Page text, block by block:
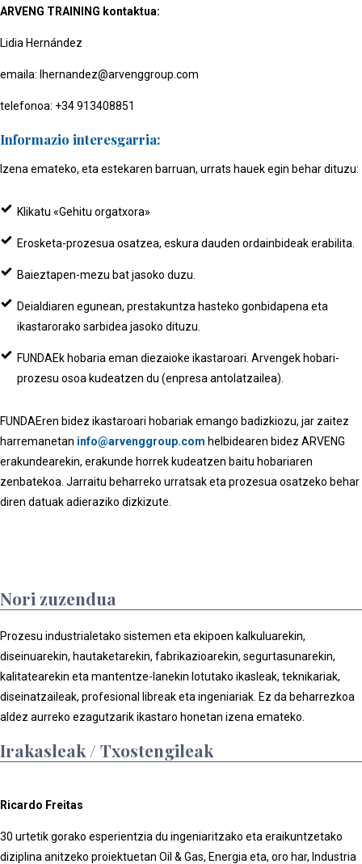
ARVENG TRAINING kontaktua:
Lidia Hernández
emaila: lhernandez@arvenggroup.com
telefonoa: +34 913408851
Informazio interesgarria:
Izena emateko, eta estekaren barruan, urrats hauek egin behar dituzu:
Klikatu «Gehitu orgatxora»
Erosketa-prozesua osatzea, eskura dauden ordainbideak erabilita.
Baieztapen-mezu bat jasoko duzu.
Deialdiaren egunean, prestakuntza hasteko gonbidapena eta
ikastarorako sarbidea jasoko dituzu.
FUNDAEk hobaria eman diezaioke ikastaroari. Arvengek hobari-
prozesu osoa kudeatzen du (enpresa antolatzailea).
FUNDAEren bidez ikastaroari hobariak emango badizkiozu, jar zaitez
harremanetan info@arvenggroup.com helbidearen bidez ARVENG
erakundearekin, erakunde horrek kudeatzen baitu hobariaren
zenbatekoa. Jarraitu beharreko urratsak eta prozesua osatzeko behar
diren datuak adieraziko dizkizute.
Nori zuzendua
Prozesu industrialetako sistemen eta ekipoen kalkuluarekin,
diseinuarekin, hautaketarekin, fabrikazioarekin, segurtasunarekin,
kalitatearekin eta mantentze-lanekin lotutako ikasleak, teknikariak,
diseinatzaileak, profesional libreak eta ingeniariak. Ez da beharrezkoa
aldez aurreko ezagutzarik ikastaro honetan izena emateko.
Irakasleak / Txostengileak
Ricardo Freitas
30 urtetik gorako esperientzia du ingeniaritzako eta eraikuntzetako
diziplina anitzeko proiektuetan Oil & Gas, Energia eta, oro har, Industria